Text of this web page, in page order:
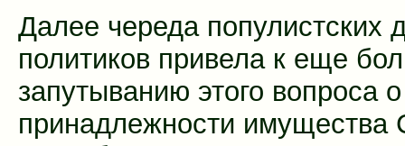
Далее череда популистских
политиков привела к еще
запутыванию этого вопроса о
принадлежности имущества